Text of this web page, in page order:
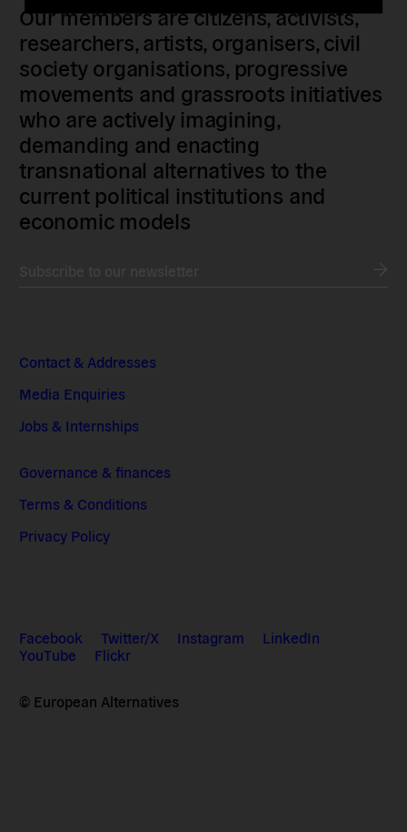
Our members are citizens, activists,
researchers, artists, organisers, civil
society organisations, progressive
movements and grassroots initiatives
who are actively imagining,
demanding and enacting
transnational alternatives to the
current political institutions and
economic models
Contact & Addresses
Media Enquiries
Jobs & Internships
Governance & finances
Terms & Conditions
Privacy Policy
Facebook Twitter/X Instagram
LinkedIn
YouTube
Flickr
© European Alternatives